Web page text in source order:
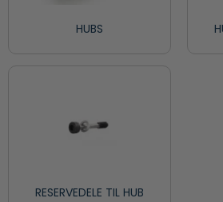
HUBS
RESERVEDELE TIL HUB